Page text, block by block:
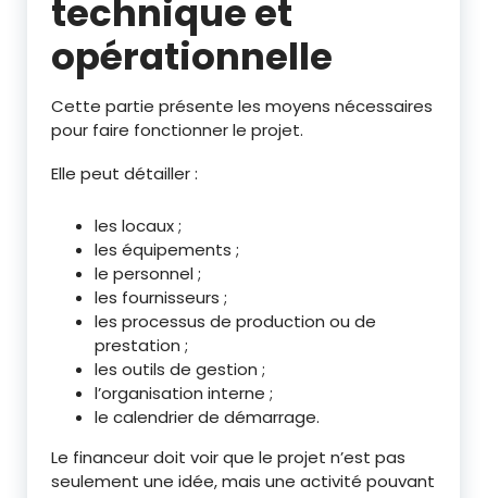
technique et
opérationnelle
Cette partie présente les moyens nécessaires
pour faire fonctionner le projet.
Elle peut détailler :
les locaux ;
les équipements ;
le personnel ;
les fournisseurs ;
les processus de production ou de
prestation ;
les outils de gestion ;
l’organisation interne ;
le calendrier de démarrage.
Le financeur doit voir que le projet n’est pas
seulement une idée, mais une activité pouvant